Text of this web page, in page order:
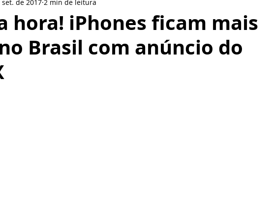
LinkedIn LG
Smartphone Motorola Pionner Gear VR Pioneer
hora! iPhones ficam mais
Brasil com anúncio do
set. de 2017 2 min de leitura
5 estrelas.